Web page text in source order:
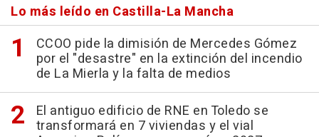
Lo más leído en Castilla-La Mancha
CCOO pide la dimisión de Mercedes Gómez
por el "desastre" en la extinción del incendio
de La Mierla y la falta de medios
El antiguo edificio de RNE en Toledo se
transformará en 7 viviendas y el vial